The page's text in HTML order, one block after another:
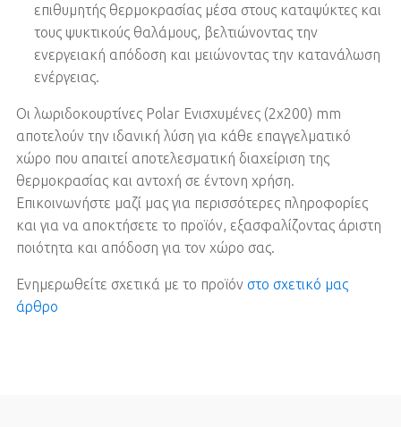
επιθυμητής θερμοκρασίας μέσα στους καταψύκτες και
τους ψυκτικούς θαλάμους, βελτιώνοντας την
ενεργειακή απόδοση και μειώνοντας την κατανάλωση
ενέργειας.
Οι λωριδοκουρτίνες Polar Ενισχυμένες (2x200) mm
αποτελούν την ιδανική λύση για κάθε επαγγελματικό
χώρο που απαιτεί αποτελεσματική διαχείριση της
θερμοκρασίας και αντοχή σε έντονη χρήση.
Επικοινωνήστε μαζί μας για περισσότερες πληροφορίες
και για να αποκτήσετε το προϊόν, εξασφαλίζοντας άριστη
ποιότητα και απόδοση για τον χώρο σας.
Ενημερωθείτε σχετικά με το προϊόν στο σχετικό μας
άρθρο